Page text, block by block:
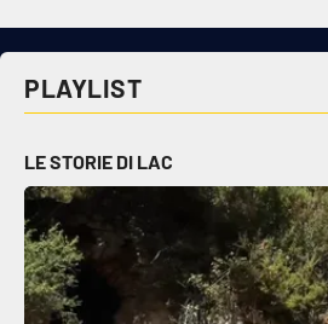
PLAYLIST
LE STORIE DI LAC